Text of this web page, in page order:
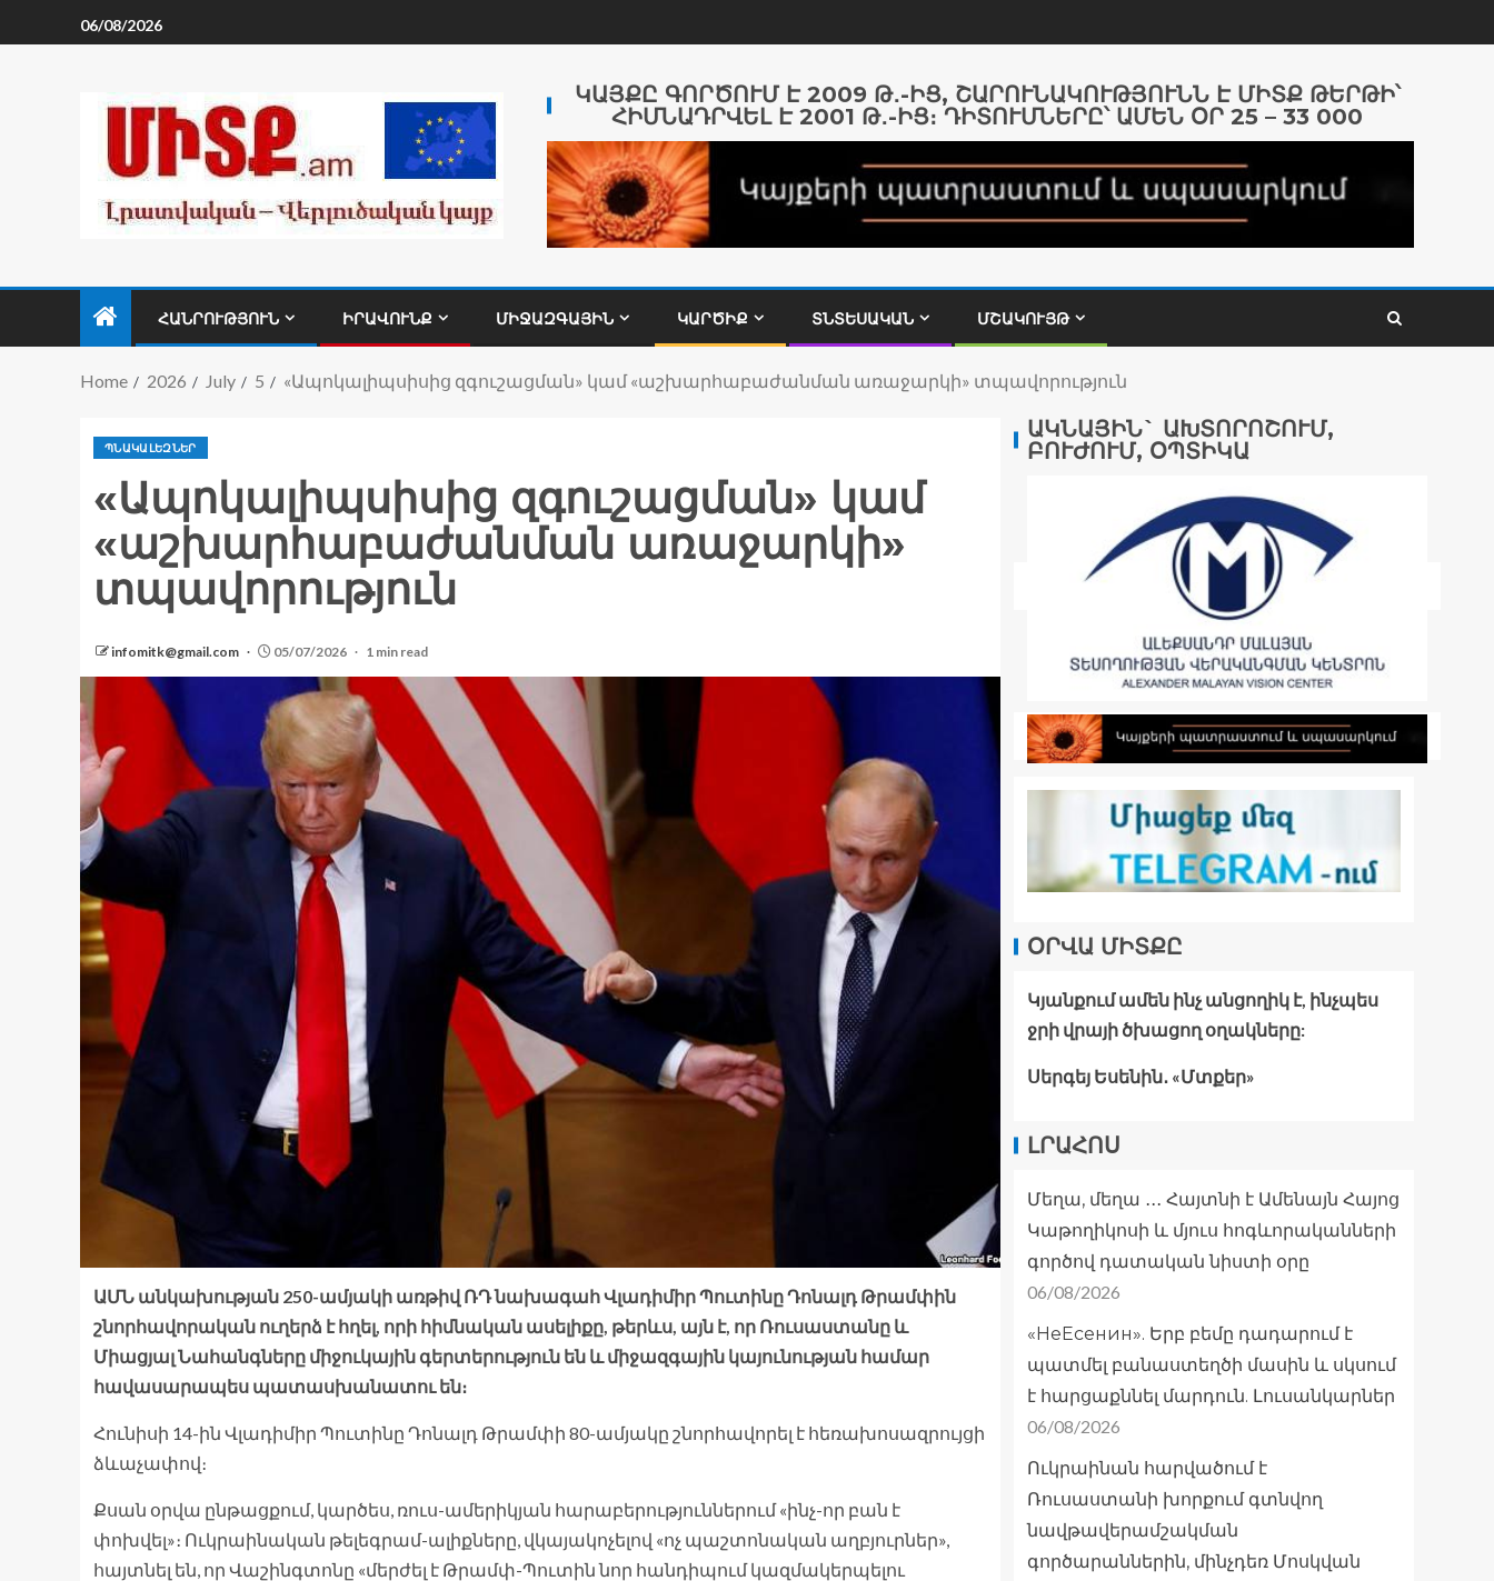
06/08/2026
ԿԱՅՔԸ ԳՈՐԾՈՒՄ Է 2009 Թ․-ԻՑ, ՇԱՐՈՒՆԱԿՈՒԹՅՈՒՆՆ Է ՄԻՏՔ ԹԵՐԹԻ՝
ՀԻՄՆԱԴՐՎԵԼ Է 2001 Թ․-ԻՑ։ ԴԻՏՈՒՄՆԵՐԸ՝ ԱՄԵՆ ՕՐ 25 – 33 000
ՀԱՆՐՈՒԹՅՈՒՆ ԻՐԱՎՈՒՆՔ ՄԻՋԱԶԳԱՅԻՆ ԿԱՐԾԻՔ ՏՆՏԵՍԱԿԱՆ ՄՇԱԿՈՒՅԹ
Home 2026 July 5 «Ապոկալիպսիսից զգուշացման» կամ «աշխարհաբաժանման առաջարկի» տպավորություն
ՊՆԱԿԱԼԵԶՆԵՐ
«Ապոկալիպսիսից զգուշացման» կամ
«աշխարհաբաժանման առաջարկի»
տպավորություն
infomitk@gmail.com 05/07/2026 1 min read
ԱՄՆ անկախության 250-ամյակի առթիվ ՌԴ նախագահ Վլադիմիր Պուտինը Դոնալդ Թրամփին
շնորհավորական ուղերձ է հղել, որի հիմնական ասելիքը, թերևս, այն է, որ Ռուսաստանը և
Միացյալ Նահանգները միջուկային գերտերություն են և միջազգային կայունության համար
հավասարապես պատասխանատու են։
Հունիսի 14-ին Վլադիմիր Պուտինը Դոնալդ Թրամփի 80-ամյակը շնորհավորել է հեռախոսազրույցի
ձևաչափով։
Քսան օրվա ընթացքում, կարծես, ռուս-ամերիկյան հարաբերություններում «ինչ-որ բան է
փոխվել»։ Ուկրաինական թելեգրամ-ալիքները, վկայակոչելով «ոչ պաշտոնական աղբյուրներ»,
հայտնել են, որ Վաշինգտոնը «մերժել է Թրամփ-Պուտին նոր հանդիպում կազմակերպելու
ԱԿՆԱՅԻՆ` ԱԽՏՈՐՈՇՈՒՄ,
ԲՈՒԺՈՒՄ, ՕՊՏԻԿԱ
ՕՐՎԱ ՄԻՏՔԸ
Կյանքում ամեն ինչ անցողիկ է, ինչպես
ջրի վրայի ծխացող օղակները:
Սերգեյ Եսենին․ «Մտքեր»
ԼՐԱՀՈՍ
Մեղա, մեղա ․․․ Հայտնի է Ամենայն Հայոց
Կաթողիկոսի և մյուս հոգևորականների
գործով դատական նիստի օրը
06/08/2026
«НеЕсенин». Երբ բեմը դադարում է
պատմել բանաստեղծի մասին և սկսում
է հարցաքննել մարդուն. Լուսանկարներ
06/08/2026
Ուկրաինան հարվածում է
Ռուսաստանի խորքում գտնվող
նավթավերամշակման
գործարաններին, մինչդեռ Մոսկվան